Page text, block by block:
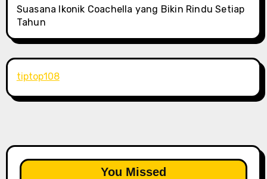
Suasana Ikonik Coachella yang Bikin Rindu Setiap
Tahun
tiptop108
You Missed